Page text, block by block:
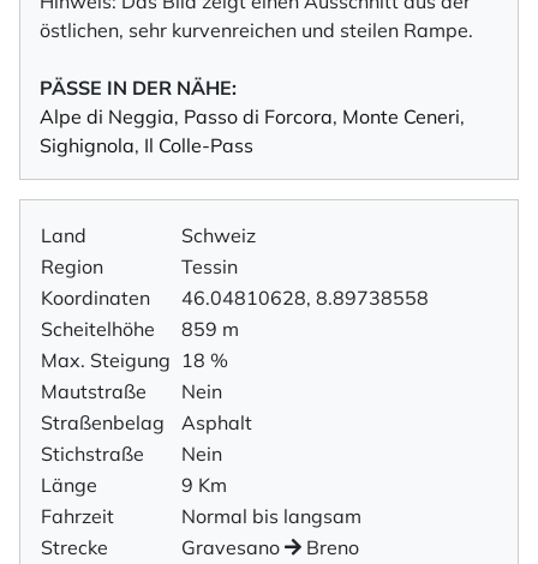
östlichen, sehr kurvenreichen und steilen Rampe.
PÄSSE IN DER NÄHE:
Alpe di Neggia, Passo di Forcora, Monte Ceneri,
Sighignola, Il Colle-Pass
Land
Schweiz
Region
Tessin
Koordinaten
46.04810628, 8.89738558
Scheitelhöhe
859 m
Max. Steigung 18 %
Mautstraße
Nein
Straßenbelag
Asphalt
Stichstraße
Nein
Länge
9 Km
Fahrzeit
Normal bis langsam
Strecke
Gravesano Breno